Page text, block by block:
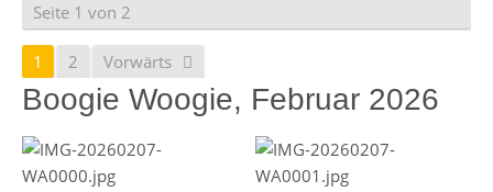
Seite 1 von 2
1 2 Vorwärts
Boogie Woogie, Februar 2026